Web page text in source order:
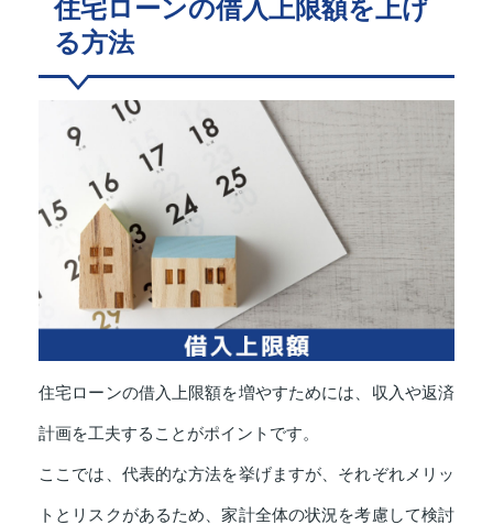
住宅ローンの借入上限額を上げ
る方法
住宅ローンの借入上限額を増やすためには、収入や返済
計画を工夫することがポイントです。
ここでは、代表的な方法を挙げますが、それぞれメリッ
トとリスクがあるため、家計全体の状況を考慮して検討